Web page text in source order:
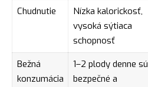
Chudnutie
Nízka kalorickosť,
vysoká sýtiaca
schopnosť
Bežná
konzumácia
1–2 plody denne sú
bezpečné a